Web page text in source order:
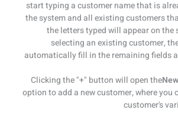
start typing a customer name that is
the system and all existing customers
the letters typed will appear on the
selecting an existing customer,
automatically fill in the remaining fields
Clicking the "+" button will open the
option to add a new customer, where you
customer's